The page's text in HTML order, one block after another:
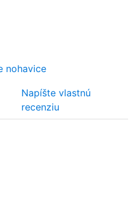
nohavice
Napíšte vlastnú
recenziu